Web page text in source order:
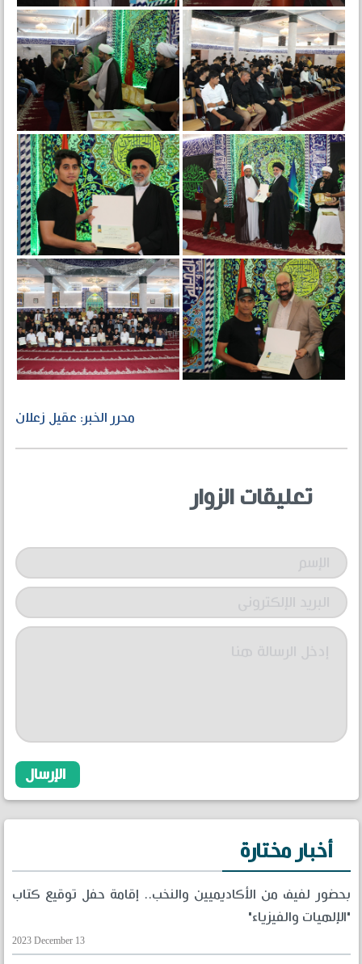
محرر الخبر: عقيل زعلان
تعليقات الزوار
أخبار مختارة
بحضور لفيف من الأكاديميين والنخب.. إقامة حفل توقيع كتاب
"الإلهيات والفيزياء"
2023 December 13